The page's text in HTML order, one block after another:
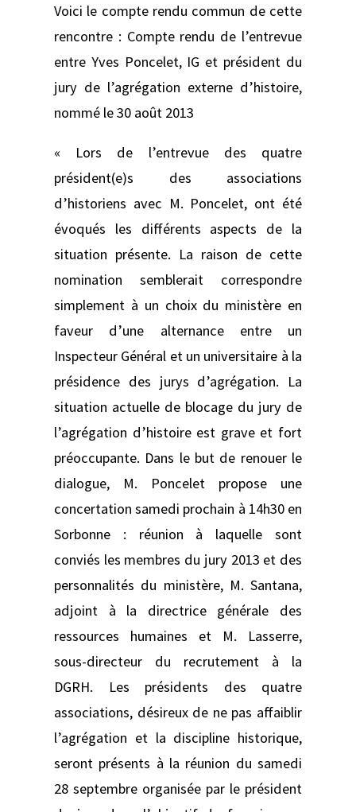
Voici le compte rendu commun de cette
rencontre : Compte rendu de l’entrevue
entre Yves Poncelet, IG et président du
jury de l’agrégation externe d’histoire,
nommé le 30 août 2013
« Lors de l’entrevue des quatre
président(e)s des associations
d’historiens avec M. Poncelet, ont été
évoqués les différents aspects de la
situation présente. La raison de cette
nomination semblerait correspondre
simplement à un choix du ministère en
faveur d’une alternance entre un
Inspecteur Général et un universitaire à la
présidence des jurys d’agrégation. La
situation actuelle de blocage du jury de
l’agrégation d’histoire est grave et fort
préoccupante. Dans le but de renouer le
dialogue, M. Poncelet propose une
concertation samedi prochain à 14h30 en
Sorbonne : réunion à laquelle sont
conviés les membres du jury 2013 et des
personnalités du ministère, M. Santana,
adjoint à la directrice générale des
ressources humaines et M. Lasserre,
sous-directeur du recrutement à la
DGRH. Les présidents des quatre
associations, désireux de ne pas affaiblir
l’agrégation et la discipline historique,
seront présents à la réunion du samedi
28 septembre organisée par le président